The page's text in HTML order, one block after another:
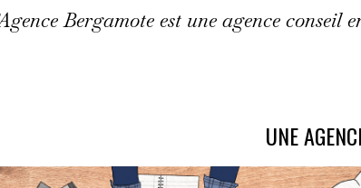
Bergamote est une agence
UNE